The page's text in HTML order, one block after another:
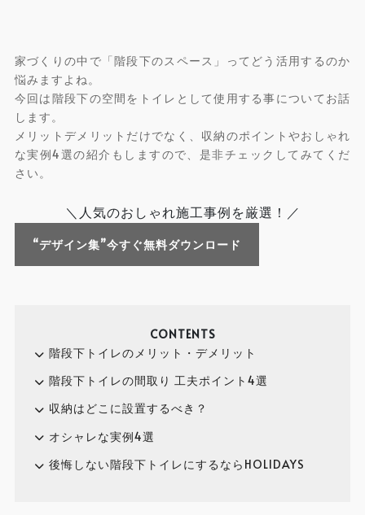
家づくりの中で「階段下のスペース」ってどう活用するのか
悩みますよね。
今回は階段下の空間をトイレとして使用する事についてお話
します。
メリットデメリットだけでなく、収納のポイントやおしゃれ
な実例4選の紹介もしますので、是非チェックしてみてくだ
さい。
＼人気のおしゃれ施工事例を厳選！／
“デザイン集”今すぐ無料ダウンロード
CONTENTS
階段下トイレのメリット・デメリット
階段下トイレの間取り 工夫ポイント4選
収納はどこに設置するべき？
オシャレな実例4選
後悔しない階段下トイレにするならHOLIDAYS